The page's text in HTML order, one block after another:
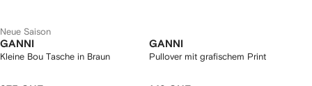
Neue Saison
GANNI
Kleine Bou Tasche in Braun
GANNI
Pullover mit grafischem Print